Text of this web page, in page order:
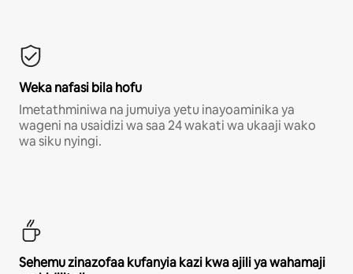
Weka nafasi bila hofu
Imetathminiwa na jumuiya yetu inayoaminika ya
wageni na usaidizi wa saa 24 wakati wa ukaaji wako
wa siku nyingi.
Sehemu zinazofaa kufanyia kazi kwa ajili ya wahamaji